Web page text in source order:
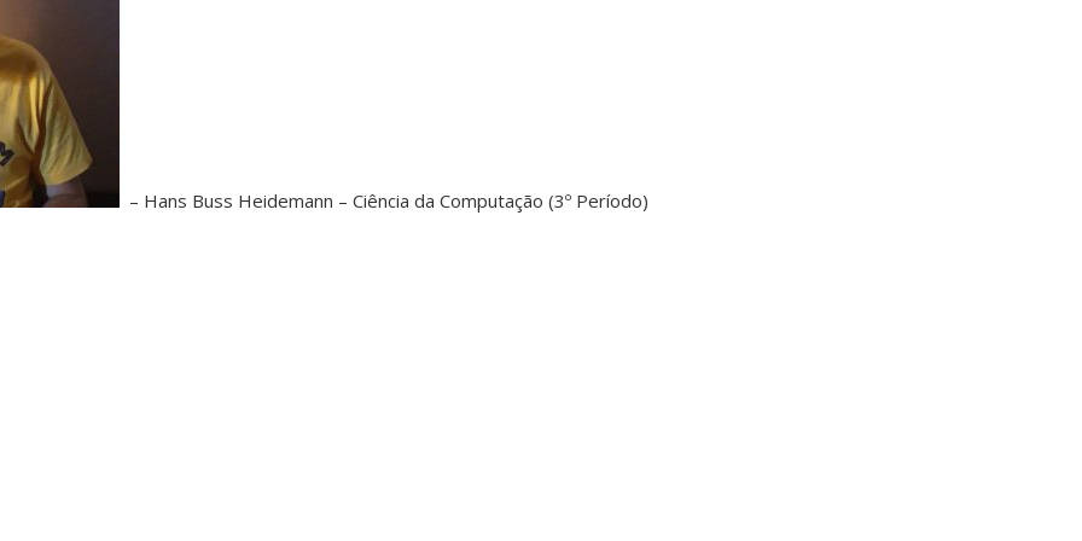
– Hans Buss Heidemann – Ciência da Computação (3º Período)